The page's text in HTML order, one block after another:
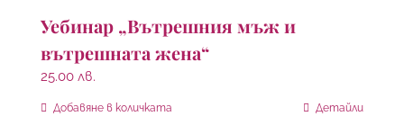
Уебинар „Вътрешния мъж и
вътрешната жена“
25.00 лв.
Добавяне в количката Детайли